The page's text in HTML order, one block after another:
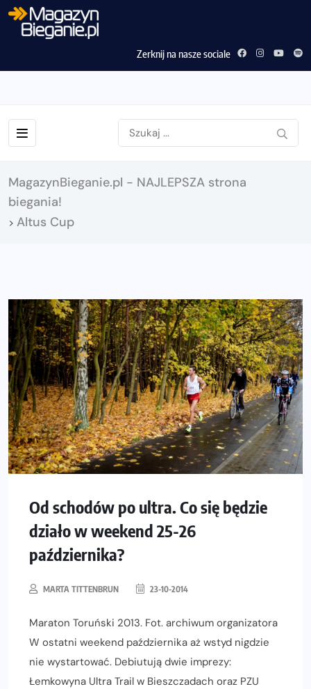
Zerknij na nasze sociale
MagazynBieganie.pl - NAJLEPSZA strona
biegania!
> Altus Cup
Od schodów po ultra. Co się będzie
działo w weekend 25-26
października?
MARTA TITTENBRUN 23-10-2014
Maraton Toruński 2013. Fot. archiwum organizatora
W ostatni weekend października aż wstyd nigdzie
nie wystartować. Debiutują dwie imprezy:
Łemkowyna Ultra Trail w Bieszczadach oraz PZU